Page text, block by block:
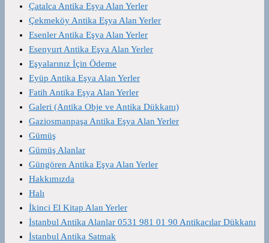
Çatalca Antika Eşya Alan Yerler
Çekmeköy Antika Eşya Alan Yerler
Esenler Antika Eşya Alan Yerler
Esenyurt Antika Eşya Alan Yerler
Eşyalarınız İçin Ödeme
Eyüp Antika Eşya Alan Yerler
Fatih Antika Eşya Alan Yerler
Galeri (Antika Obje ve Antika Dükkanı)
Gaziosmanpaşa Antika Eşya Alan Yerler
Gümüş
Gümüş Alanlar
Güngören Antika Eşya Alan Yerler
Hakkımızda
Halı
İkinci El Kitap Alan Yerler
İstanbul Antika Alanlar 0531 981 01 90 Antikacılar Dükkanı
İstanbul Antika Satmak